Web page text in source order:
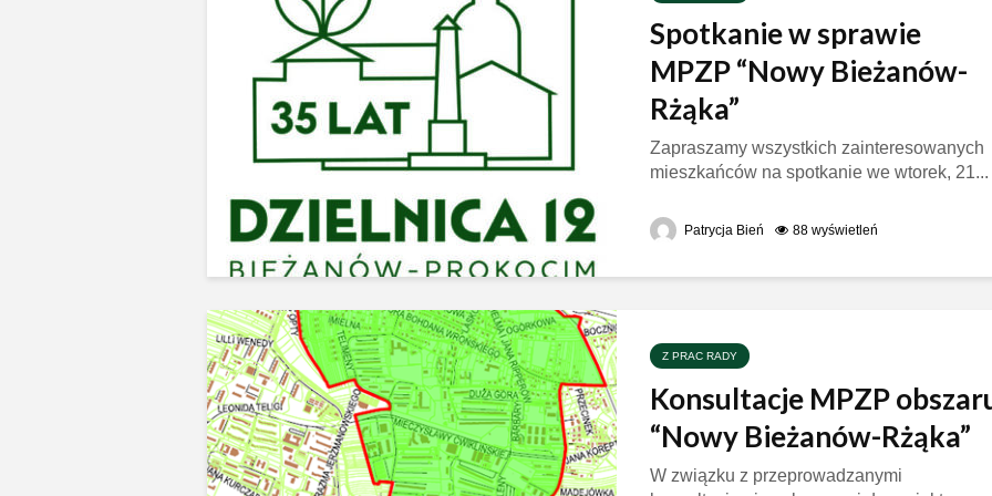
Spotkanie w sprawie
MPZP “Nowy Bieżanów-
Rżąka”
Zapraszamy wszystkich zainteresowanych
mieszkańców na spotkanie we wtorek, 21...
Patrycja Bień 88 wyświetleń
Z PRAC RADY
Konsultacje MPZP
“Nowy Bieżanów-Rżąka”
W związku z przeprowadzanymi